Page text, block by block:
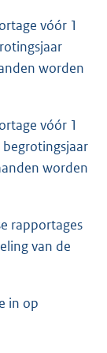
vóór 1
worden
vóór 1
worden
rapportages
van de
in op